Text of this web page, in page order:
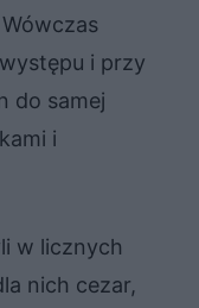
i przy
do samej
i
w licznych
nich cezar,